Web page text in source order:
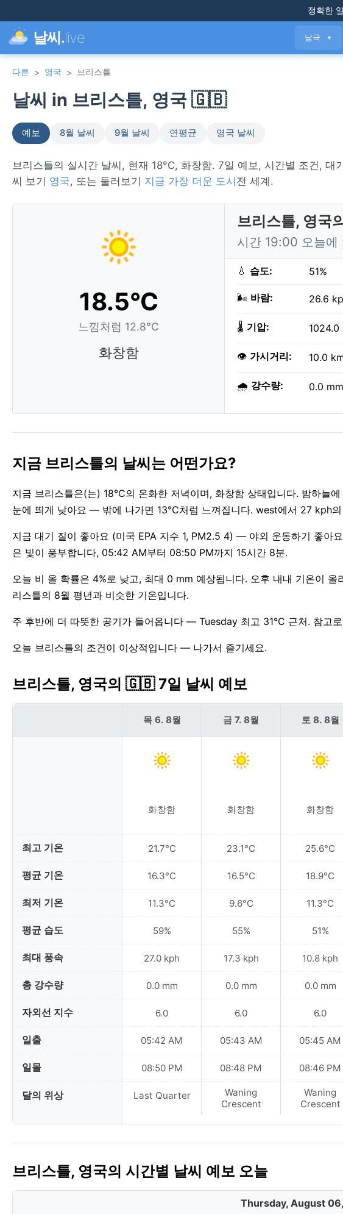
정확한
날씨.live 남극 ▼
다른 > 영국 > 브리스틀
날씨 in 브리스틀, 영국 🇬🇧
예보 8월 날씨 9월 날씨 연평균 영국 날씨
브리스틀의 실시간 날씨, 현재 18°C, 화창함. 7일 예보, 시간별 조건, 대
씨 보기 영국, 또는 둘러보기 지금 가장 더운 도시 전 세계.
18.5°C
느낌처럼 12.8°C
화창함
브리스틀, 영국
시간 19:00 오늘에
💧 습도: 51%
🌬️ 바람: 26.6
🌡️ 기압: 1024.0
👁️ 가시거리: 10.0
🌧️ 강수량: 0.0 mm
지금 브리스틀의 날씨는 어떤가요?
지금 브리스틀은(는) 18°C의 온화한 저녁이며, 화창함 상태입니다. 밤하늘
눈에 띄게 낮아요 — 밖에 나가면 13°C처럼 느껴집니다. west에서 27 kph
지금 대기 질이 좋아요 (미국 EPA 지수 1, PM2.5 4) — 야외 운동하기 좋아
은 빛이 풍부합니다, 05:42 AM부터 08:50 PM까지 15시간 8분.
오늘 비 올 확률은 4%로 낮고, 최대 0 mm 예상됩니다. 오후 내내 기온이
리스틀의 8월 평년과 비슷한 기온입니다.
주 후반에 더 따뜻한 공기가 들어옵니다 — Tuesday 최고 31°C 근처. 참고
오늘 브리스틀의 조건이 이상적입니다 — 나가서 즐기세요.
브리스틀, 영국의 🇬🇧 7일 날씨 예보
최고 기온
평균 기온
최저 기온
평균 습도
최대 풍속
총 강수량
자외선 지수
일출
일몰
달의 위상
목 6. 8월
화창함
21.7°C
16.3°C
11.3°C
59%
27.0 kph
0.0 mm
6.0
05:42 AM
08:50 PM
Last Quarter
금 7. 8월
화창함
23.1°C
16.5°C
9.6°C
55%
17.3 kph
0.0 mm
6.0
05:43 AM
08:48 PM
Waning
Crescent
토 8. 8월
화창함
25.6°C
18.9°C
11.3°C
51%
10.8 kph
0.0 mm
6.0
05:45 AM
08:46 PM
Waning
Crescent
브리스틀, 영국의 시간별 날씨 예보 오늘
Thursday, August